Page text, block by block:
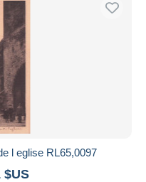
l eglise RL65,0097
$US